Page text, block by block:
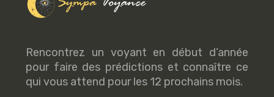
Rencontrez un voyant en début d’année
pour faire des prédictions et connaître ce
qui vous attend pour les 12 prochains mois.